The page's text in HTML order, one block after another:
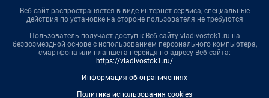
Веб-сайт распространяется в виде интернет-сервиса, специальные
действия по установке на стороне пользователя не требуются
Пользователь получает доступ к Веб-сайту vladivostok1.ru на
безвозмездной основе с использованием персонального компьютера,
смартфона или планшета перейдя по адресу Веб-сайта:
https://vladivostok1.ru/
Информация об ограничениях
Политика использования cookies